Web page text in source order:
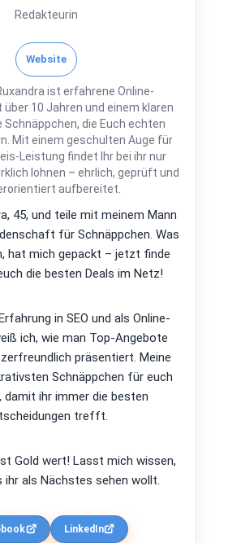
Redakteurin
Website
ist erfahrene Online-
über 10 Jahren und einem klaren
Schnäppchen, die Euch echten
Mit einem geschulten Auge für
Leistung findet Ihr bei ihr nur
lohnen – ehrlich, geprüft und
aufbereitet.
45, und teile mit meinem Mann
für Schnäppchen. Was
hat mich gepackt – jetzt finde
die besten Deals im Netz!
in SEO und als Online-
ich, wie man Top-Angebote
präsentiert. Meine
Schnäppchen für euch
damit ihr immer die besten
trefft.
Gold wert! Lasst mich wissen,
ihr als Nächstes sehen wollt.
LinkedIn